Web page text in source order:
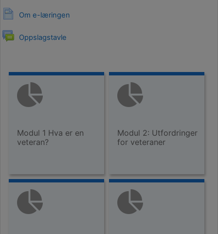
Om e-læringen
Oppslagstavle
Modul 1 Hva er en
veteran?
Modul 2: Utfordringer
for veteraner